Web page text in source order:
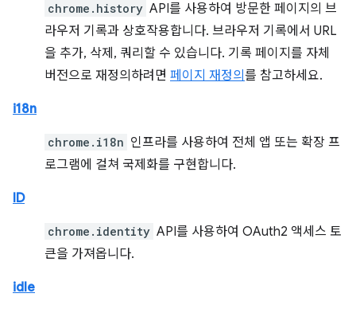
chrome.history API를 사용하여 방문한 페이지의 브
라우저 기록과 상호작용합니다. 브라우저 기록에서 URL
을 추가, 삭제, 쿼리할 수 있습니다. 기록 페이지를 자체
버전으로 재정의하려면 페이지 재정의 를 참고하세요.
i18n
chrome.i18n 인프라를 사용하여 전체 앱 또는 확장 프
로그램에 걸쳐 국제화를 구현합니다.
ID
chrome.identity API를 사용하여 OAuth2 액세스 토
큰을 가져옵니다.
idle